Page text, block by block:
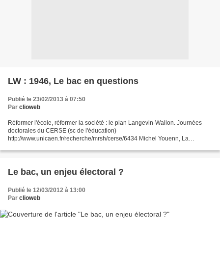
LW : 1946, Le bac en questions
Publié le 23/02/2013 à 07:50
Par clioweb
Réformer l'école, réformer la société : le plan Langevin-Wallon. Journées
doctorales du CERSE (sc de l'éducation)
http://www.unicaen.fr/recherche/mrsh/cerse/6434 Michel Youenn, La
Le bac, un enjeu électoral ?
Publié le 12/03/2012 à 13:00
Par clioweb